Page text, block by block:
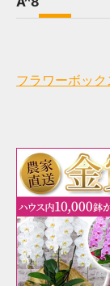
フラワーボッ